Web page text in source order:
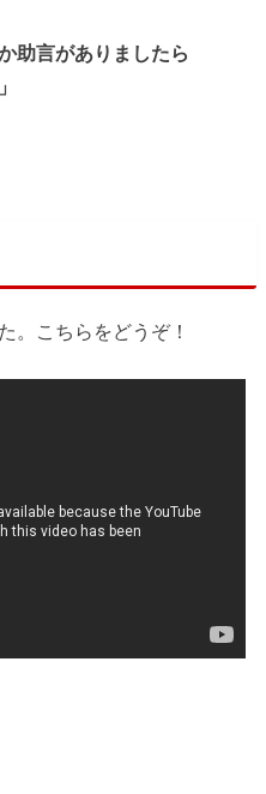
助言がありましたら
。こちらをどうぞ！